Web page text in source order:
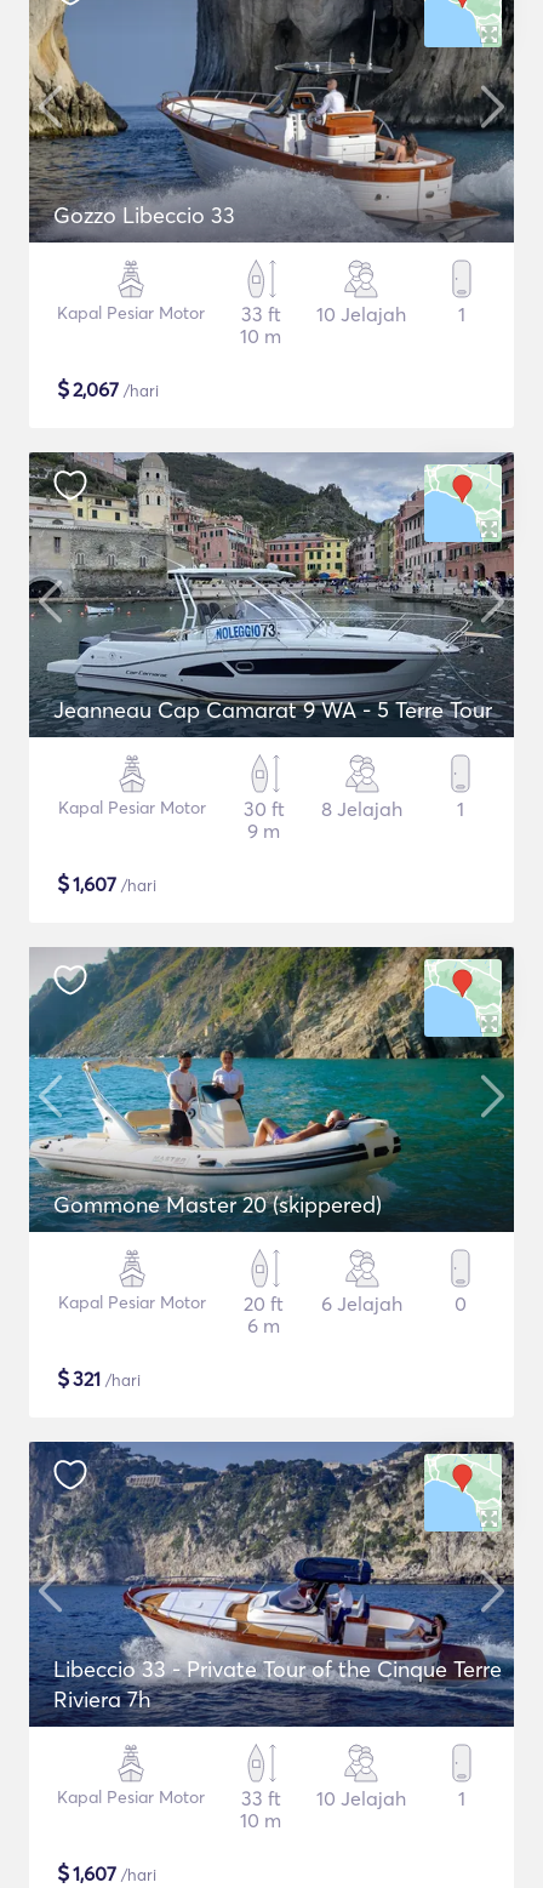
Gozzo Libeccio 33
Kapal Pesiar Motor
33 ft
10 m
10 Jelajah 1
$2,067 /hari
Jeanneau Cap Camarat 9 WA - 5 Terre Tour
Kapal Pesiar Motor
30 ft
9 m
8 Jelajah 1
$1,607 /hari
Gommone Master 20 (skippered)
Kapal Pesiar Motor
20 ft
6 m
6 Jelajah 0
$321 /hari
Libeccio 33 - Private Tour of the Cinque Terre
Riviera 7h
Kapal Pesiar Motor
33 ft
10 m
10 Jelajah 1
$1,607 /hari